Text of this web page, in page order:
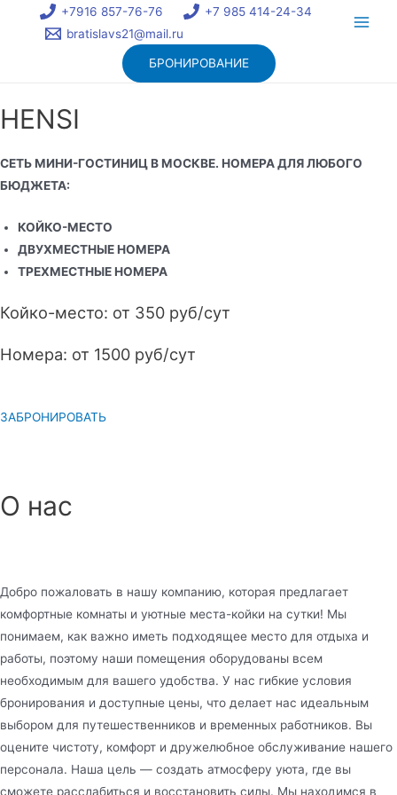
+7916 857-76-76
+7 985 414-24-34
bratislavs21@mail.ru
БРОНИРОВАНИЕ
HENSI
СЕТЬ МИНИ-ГОСТИНИЦ В МОСКВЕ. НОМЕРА ДЛЯ ЛЮБОГО
БЮДЖЕТА:
КОЙКО-МЕСТО
ДВУХМЕСТНЫЕ НОМЕРА
ТРЕХМЕСТНЫЕ НОМЕРА
Койко-место: от 350 руб/сут
Номера: от 1500 руб/сут
ЗАБРОНИРОВАТЬ
О нас
Добро пожаловать в нашу компанию, которая предлагает
комфортные комнаты и уютные места-койки на сутки! Мы
понимаем, как важно иметь подходящее место для отдыха и
работы, поэтому наши помещения оборудованы всем
необходимым для вашего удобства. У нас гибкие условия
бронирования и доступные цены, что делает нас идеальным
выбором для путешественников и временных работников. Вы
оцените чистоту, комфорт и дружелюбное обслуживание нашего
персонала. Наша цель — создать атмосферу уюта, где вы
сможете расслабиться и восстановить силы. Мы находимся в